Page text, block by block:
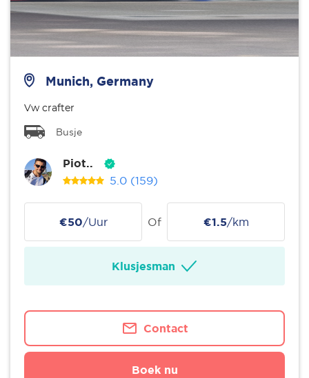
Munich, Germany
Vw crafter
Busje
Piot..
5.0 (159)
€50/Uur Of €1.5/km
Klusjesman
Contact
Boek nu